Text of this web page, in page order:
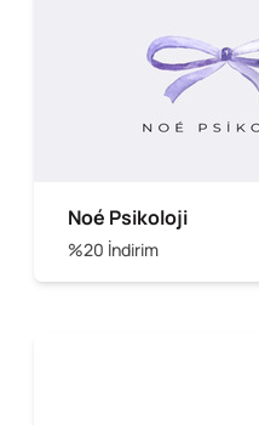
Noé Psikoloji
%20 İndirim